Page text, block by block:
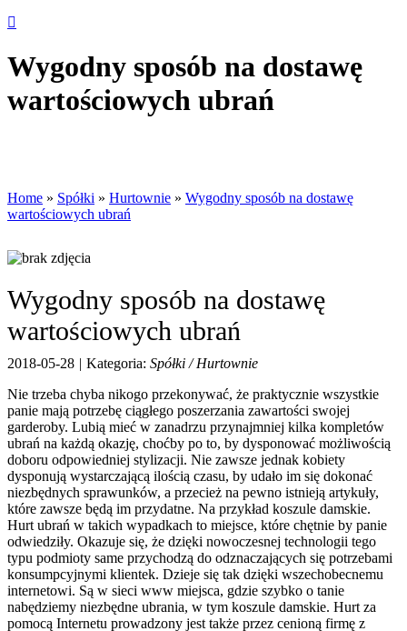
Wygodny sposób na dostawę
wartościowych ubrań
Home » Spółki » Hurtownie » Wygodny sposób na dostawę
wartościowych ubrań
Wygodny sposób na dostawę
wartościowych ubrań
2018-05-28 | Kategoria: Spółki / Hurtownie
Nie trzeba chyba nikogo przekonywać, że praktycznie wszystkie
panie mają potrzebę ciągłego poszerzania zawartości swojej
garderoby. Lubią mieć w zanadrzu przynajmniej kilka kompletów
ubrań na każdą okazję, choćby po to, by dysponować możliwością
doboru odpowiedniej stylizacji. Nie zawsze jednak kobiety
dysponują wystarczającą ilością czasu, by udało im się dokonać
niezbędnych sprawunków, a przecież na pewno istnieją artykuły,
które zawsze będą im przydatne. Na przykład koszule damskie.
Hurt ubrań w takich wypadkach to miejsce, które chętnie by panie
odwiedziły. Okazuje się, że dzięki nowoczesnej technologii tego
typu podmioty same przychodzą do odznaczających się potrzebami
konsumpcyjnymi klientek. Dzieje się tak dzięki wszechobecnemu
internetowi. Są w sieci www miejsca, gdzie szybko o tanie
nabędziemy niezbędne ubrania, w tym koszule damskie. Hurt za
pomocą Internetu prowadzony jest także przez cenioną firmę z